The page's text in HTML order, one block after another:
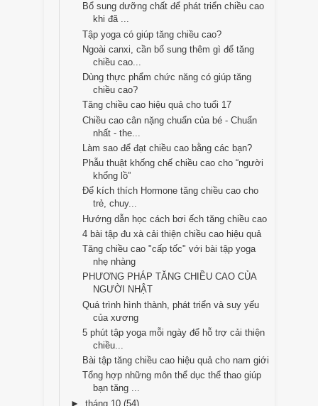
Bổ sung dưỡng chất để phát triển chiều cao
khi đã ...
Tập yoga có giúp tăng chiều cao?
Ngoài canxi, cần bổ sung thêm gì để tăng
chiều cao...
Dùng thực phẩm chức năng có giúp tăng
chiều cao?
Tăng chiều cao hiệu quả cho tuổi 17
Chiều cao cân nặng chuẩn của bé - Chuẩn
nhất - the...
Làm sao để đạt chiều cao bằng các bạn?
Phẫu thuật khống chế chiều cao cho “người
khổng lồ”
Để kích thích Hormone tăng chiều cao cho
trẻ, chuy...
Hướng dẫn học cách bơi ếch tăng chiều cao
4 bài tập đu xà cải thiện chiều cao hiệu quả
Tăng chiều cao "cấp tốc" với bài tập yoga
nhẹ nhàng
PHƯƠNG PHÁP TĂNG CHIỀU CAO CỦA
NGƯỜI NHẬT
Quá trình hình thành, phát triển và suy yếu
của xương
5 phút tập yoga mỗi ngày để hỗ trợ cải thiện
chiều...
Bài tập tăng chiều cao hiệu quả cho nam giới
Tổng hợp những môn thể dục thể thao giúp
bạn tăng ...
►tháng 10(54)